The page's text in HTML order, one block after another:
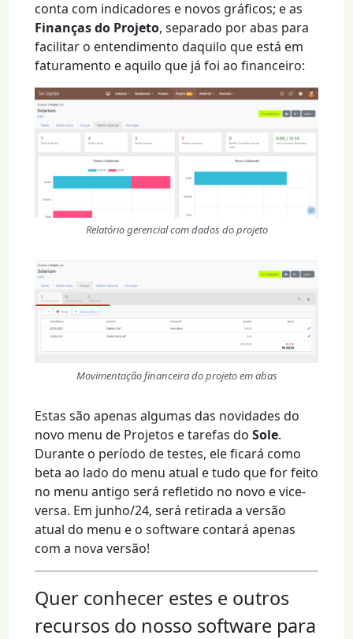
conta com indicadores e novos gráficos; e as
Finanças do Projeto, separado por abas para
facilitar o entendimento daquilo que está em
faturamento e aquilo que já foi ao financeiro:
Relatório gerencial com dados do projeto
Movimentação financeira do projeto em abas
Estas são apenas algumas das novidades do
novo menu de Projetos e tarefas do Sole.
Durante o período de testes, ele ficará como
beta ao lado do menu atual e tudo que for feito
no menu antigo será refletido no novo e vice-
versa. Em junho/24, será retirada a versão
atual do menu e o software contará apenas
com a nova versão!
Quer conhecer estes e outros
recursos do nosso software para